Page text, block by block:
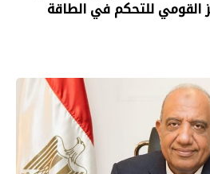
القومي للتحكم في الطاقة